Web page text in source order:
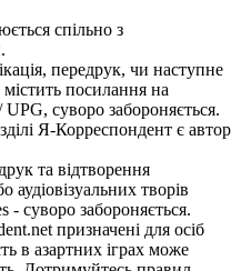
спільно з
передрук, чи наступне
посилання на
суворо забороняється.
Я-Корреспондент є автор
та відтворення
аудіовізуальних творів
- суворо забороняється.
призначені для осіб
в азартних іграх може